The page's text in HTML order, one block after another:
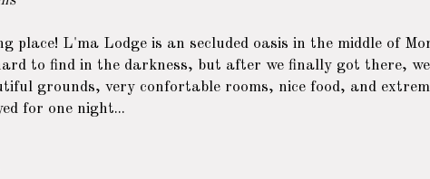
place! L'ma Lodge is an secluded oasis in the middle of
to find in the darkness, but after we finally got there, we
grounds, very confortable rooms, nice food, and
for one night...